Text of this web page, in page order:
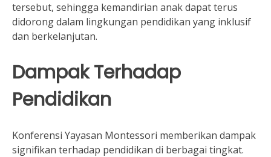
tersebut, sehingga kemandirian anak dapat terus
didorong dalam lingkungan pendidikan yang inklusif
dan berkelanjutan.
Dampak Terhadap
Pendidikan
Konferensi Yayasan Montessori memberikan dampak
signifikan terhadap pendidikan di berbagai tingkat.